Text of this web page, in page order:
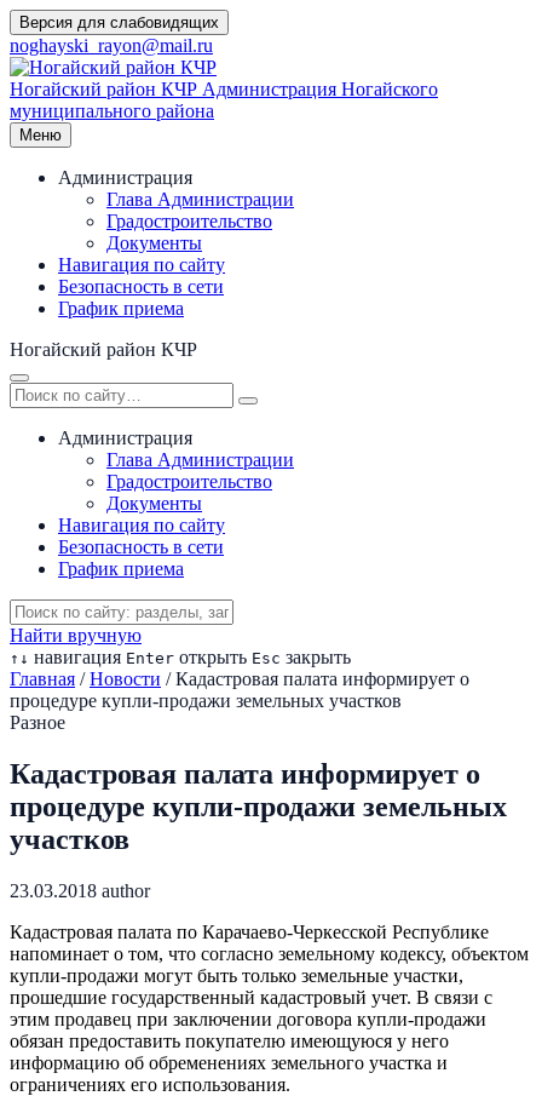
Перейти
к
содержимому
Версия для слабовидящих
noghayski_rayon@mail.ru
Ногайский район КЧР Администрация Ногайского
муниципального района
Меню
Администрация
Глава Администрации
Градостроительство
Документы
Навигация по сайту
Безопасность в сети
График приема
Ногайский район КЧР
Администрация
Глава Администрации
Градостроительство
Документы
Навигация по сайту
Безопасность в сети
График приема
Найти вручную
↑ ↓ навигация Enter открыть Esc закрыть
Главная / Новости / Кадастровая палата информирует о
процедуре купли-продажи земельных участков
Разное
Кадастровая палата информирует о
процедуре купли-продажи земельных
участков
23.03.2018 author
Кадастровая палата по Карачаево-Черкесской Республике
напоминает о том, что согласно земельному кодексу, объектом
купли-продажи могут быть только земельные участки,
прошедшие государственный кадастровый учет. В связи с
этим продавец при заключении договора купли-продажи
обязан предоставить покупателю имеющуюся у него
информацию об обременениях земельного участка и
ограничениях его использования.